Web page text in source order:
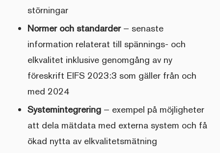
störningar
Normer och standarder– senaste
information relaterat till spännings- och
elkvalitet inklusive genomgång av ny
föreskrift EIFS 2023:3 som gäller från och
med 2024
Systemintegrering – exempel på möjligheter
att dela mätdata med externa system och få
ökad nytta av elkvalitetsmätning